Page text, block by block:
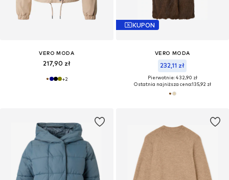
VERO MODA
217,90 zł
+2
KUPON
VERO MODA
232,11 zł
Pierwotnie: 432,90 zł
Ostatnia najniższa cena:135,92 zł